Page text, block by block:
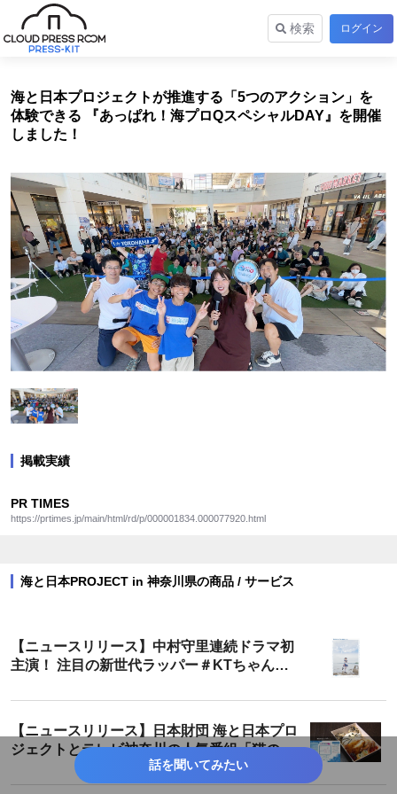
検索 ログイン
海と日本プロジェクトが推進する「5つのアクション」を
体験できる 『あっぱれ！海プロQスペシャルDAY』を開催
しました！
掲載実績
PR TIMES
https://prtimes.jp/main/html/rd/p/000001834.000077920.html
海と日本PROJECT in 神奈川県の商品 / サービス
【ニュースリリース】中村守里連続ドラマ初
主演！ 注目の新世代ラッパー＃KTちゃんも
人の海にまつわる物語
【ニュースリリース】日本財団 海と日本プロ
ジェクトとテレビ神奈川の人気番組「猫のひ
たいほどワイド」がコラボレーション！「か
ながわ海を想う弁当」を10月16日（月）販売
話を聞いてみたい